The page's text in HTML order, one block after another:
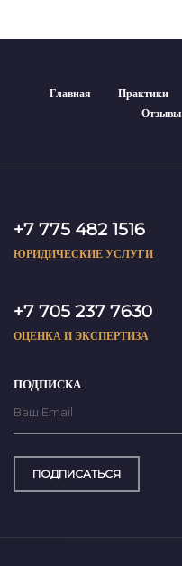
Главная Практики
Отзывы
+7 775 482 1516
ЮРИДИЧЕСКИЕ УСЛУГИ
+7 705 237 7630
ОЦЕНКА И ЭКСПЕРТИЗА
ПОДПИСКА
ПОДПИСАТЬСЯ